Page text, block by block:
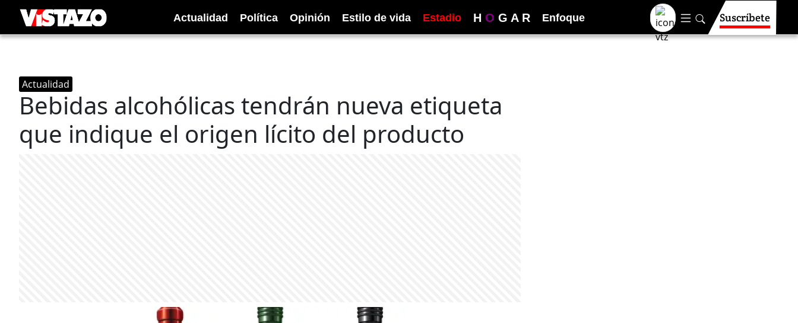
Actualidad Política Opinión Estilo de vida Estadio H O G A R Enfoque Suscríbete
Actualidad
Bebidas alcohólicas tendrán nueva etiqueta
que indique el origen lícito del producto